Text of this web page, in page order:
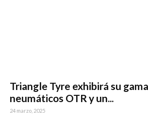
Triangle Tyre exhibirá su
neumáticos OTR y un...
24 marzo, 2025